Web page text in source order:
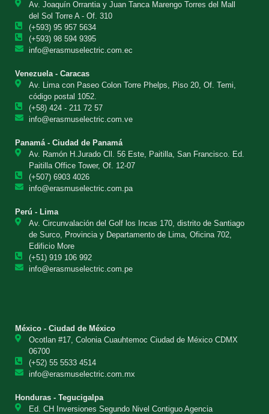
Av. Joaquín Orrantia y Juan Tanca Marengo Torres del Mall
del Sol Torre A - Of. 310
(+593) 95 957 5634
(+593) 98 594 9395
info@erasmuselectric.com.ec
Venezuela - Caracas
Av. Lima con Paseo Colon Torre Phelps, Piso 20, Of. Temi,
código postal 1052.
(+58) 424 - 211 72 57
info@erasmuselectric.com.ve
Panamá - Ciudad de Panamá
Av. Ramón H.Jurado Cll. 56 Este, Paitilla, San Francisco. Ed.
Paitilla Office Tower, Of. 12-07
(+507) 6903 4026
info@erasmuselectric.com.pa
Perú - Lima
Av. Circunvalación del Golf los Incas 170, distrito de Santiago
de Surco, Provincia y Departamento de Lima, Oficina 702,
Edificio More
(+51) 919 106 992
info@erasmuselectric.com.pe
México - Ciudad de México
Ocotlan #17, Colonia Cuauhtemoc Ciudad de México CDMX
06700
(+52) 55 5533 4514
info@erasmuselectric.com.mx
Honduras - Tegucigalpa
Ed. CH Inversiones Segundo Nivel Contiguo Agencia